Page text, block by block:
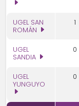
UGEL SAN
ROMÁN
1
UGEL
SANDIA
0
UGEL
YUNGUYO
0